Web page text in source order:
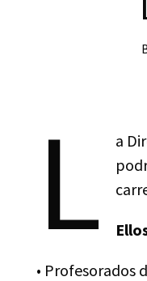
L
a
• Profesorados